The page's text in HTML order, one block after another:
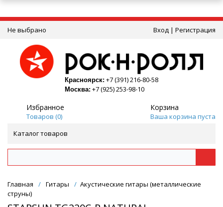
Не выбрано Вход | Регистрация
Красноярск: +7 (391) 216-80-58
Москва: +7 (925) 253-98-10
Избранное
Товаров (0)
Корзина
Ваша корзина пуста
Каталог товаров
Главная / Гитары / Акустические гитары (металлические
струны)